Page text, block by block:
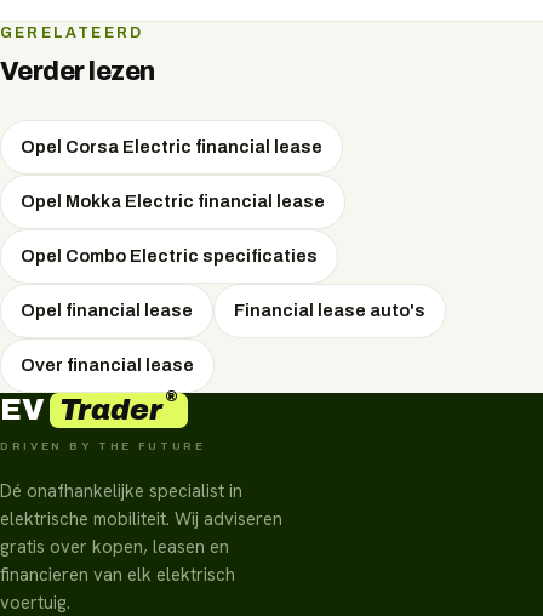
volledig van u.
Ja, omdat u economisch eigenaar wordt, kunt u voor
kwalificerende elektrische voertuigen aanspraak maken
Kleinschaligheidsinvesteringsaftrek (KIA).
GERELATEERD
Verder lezen
Opel Corsa Electric financial lease
Opel Mokka Electric financial lease
Opel Combo Electric specificaties
Opel financial lease Financial lease auto's
Over financial lease
EV Trader®
DRIVEN BY THE FUTURE
Dé onafhankelijke specialist in
elektrische mobiliteit. Wij adviseren
gratis over kopen, leasen en
financieren van elk elektrisch
voertuig.